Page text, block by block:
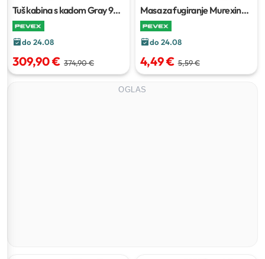
Tuš kabina s kadom Gray90 x
90 x 205 cm
do 24.08
309,90 € 374,90 €
Masa za fugiranje Murexin
FM 602 kg
do 24.08
4,49 € 5,59 €
OGLAS